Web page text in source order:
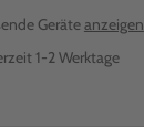
Geräteanzeigen
1-2 Werktage